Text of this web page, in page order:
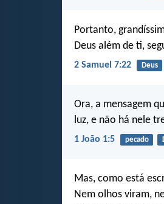
Portanto,
Deus além de ti,
2 Samuel 7:22 Deus
Ora, a mensagem
luz, e não há nele
1 João 1:5 pecado
Mas, como está
Nem olhos viram,